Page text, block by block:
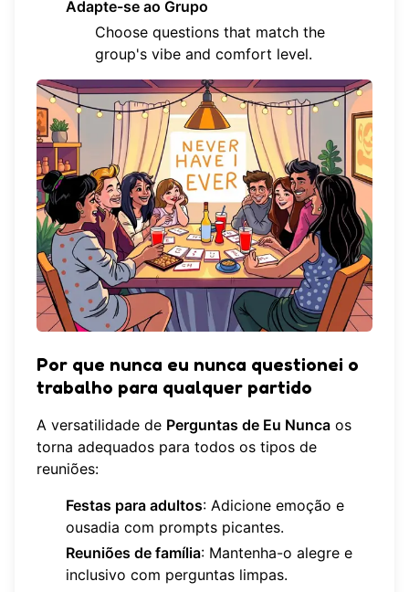
Adapte-se ao Grupo
Choose questions that match the
group's vibe and comfort level.
Por que nunca eu nunca questionei o
trabalho para qualquer partido
A versatilidade de Perguntas de Eu Nunca os
torna adequados para todos os tipos de
reuniões:
Festas para adultos: Adicione emoção e
ousadia com prompts picantes.
Reuniões de família: Mantenha-o alegre e
inclusivo com perguntas limpas.